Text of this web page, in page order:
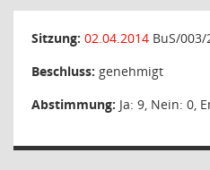
Sitzung: 02.04.2014 BuS/003/
Beschluss: genehmigt
Abstimmung: Ja: 9, Nein: 0,